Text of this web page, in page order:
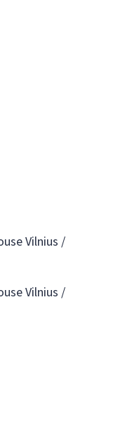
Vilnius /
Vilnius /